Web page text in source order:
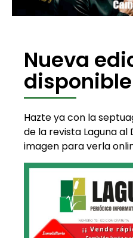
Nueva
disponible
Hazte ya con la
de la revista Laguna al
imagen para verla